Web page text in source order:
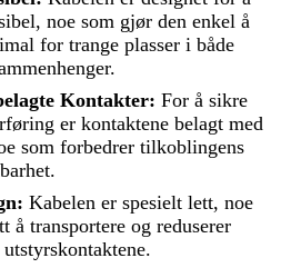
noe som gjør den enkel å
for trange plasser i både
Kontakter: For å sikre
er kontaktene belagt med
som forbedrer tilkoblingens
Kabelen er spesielt lett, noe
å transportere og reduserer